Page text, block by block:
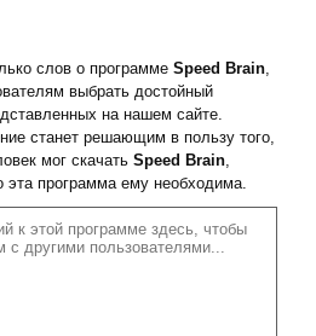
слов о программе Speed Brain,
выбрать достойный
на нашем сайте.
станет решающим в пользу того,
мог скачать Speed Brain,
эта программа ему необходима.